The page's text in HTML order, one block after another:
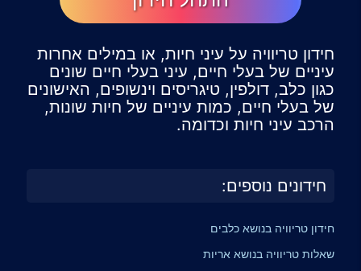
חידון טריוויה על עיני חיות, או במילים אחרות
עיניים של בעלי חיים, עיני בעלי חיים שונים
כגון כלב, דולפין, טיגריסים וינשופים, האישונים
של בעלי חיים, כמות עיניים של חיות שונות,
הרכב עיני חיות וכדומה.
חידונים נוספים:
חידון טריוויה בנושא כלבים
שאלות טריוויה בנושא אריות